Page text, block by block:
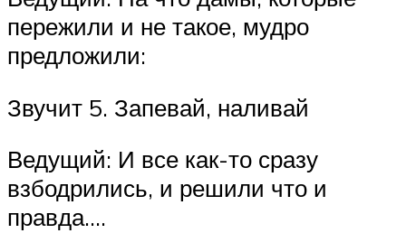
пережили и не такое, мудро
предложили:
Звучит 5. Запевай, наливай
Ведущий: И все как-то сразу
взбодрились, и решили что и
правда….